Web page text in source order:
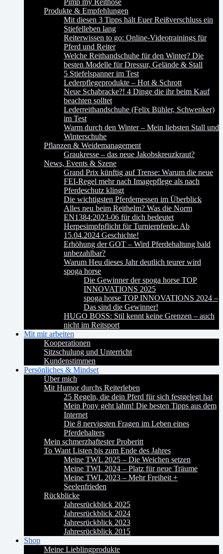
Pimp my Reithose
Produkte & Empfehlungen
Mit diesen 3 Tipps hält Euer Reißverschluss ein
Stiefelleben lang
Reiterwissen to go: Online-Videotrainings für
Pferd und Reiter
Welche Reithandschuhe für den Winter? Die
besten Modelle für Dressur, Gelände & Stall
5 Stiefelspanner im Test
Lederpflegeprodukte – Hot & Schrott
Neue Schabracke?! 4 Dinge die ihr beim Kauf
beachten solltet
Lederreithandschuhe (Felix Bühler, Schwenker)
im Test
Warm durch den Winter – Mein liebsten Stall und
Winterschuhe
Pflanzen & Weidemanagement
Graukresse – das neue Jakobskreuzkraut?
News, Events & Szene
Grand Prix künftig auf Trense: Warum die neue
FEI-Regel mehr nach Imagepflege als nach
Pferdeschutz klingt
Die wichtigsten Pferdemessen im Überblick
Alles neu beim Reithelm? Was die Norm
EN1384:2023-06 für dich bedeutet
Herpesimpfpflicht für Turnierpferde: Ab
15.04.2024 Geschichte!
Erhöhung der GOT – Wird Pferdehaltung bald
unbezahlbar?
Warum Heu dieses Jahr deutlich teurer wird
spoga horse
Die Gewinner der spoga horse TOP
INNOVATIONS 2025
spoga horse TOP INNOVATIONS 2024 –
Das sind die Gewinner!
HUGO BOSS: Stil kennt keine Grenzen – auch
nicht im Reitsport
Mit mir arbeiten
Kooperationen
Sitzschulung und Unterricht
Kundenstimmen
Persönliches & Mindset
Über mich
Mit Humor durchs Reiterleben
25 Regeln, die dein Pferd für sich festgelegt hat
Mein Pony geht lahm! Die besten Tipps aus dem
Internet
Die 8 nervigsten Fragen im Leben eines
Pferdehalters
Mein schmerzhaftester Proberitt
To Want Listen bis zum Ende des Jahres
Meine TWL 2025 – Die Weichen setzen
Meine TWL 2024 – Platz für neue Träume
Meine TWL 2023 – Mehr Freiheit +
Seelenfrieden
Rückblicke
Jahresrückblick 2025
Jahresrückblick 2024
Jahresrückblick 2023
Jahresrückblick 2015
Shop
Meine Lieblingprodukte